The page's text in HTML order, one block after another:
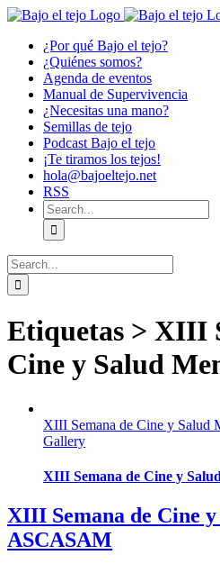
Skip
content¿Por qué Bajo el tejo?
¿Quiénes somos?
Agenda de eventos
Manual de Supervivencia
¿Necesitas una mano?
Semillas de tejo
Podcast Bajo el tejo
¡Te tiramos los tejos!
hola@bajoeltejo.net
RSS
Search
for:
Search
for:
Etiquetas > XIII
Cine y Salud
XIII Semana de Cine y Salud
Gallery
XIII Semana de Cine y
XIII Semana de Cine
ASCASAM